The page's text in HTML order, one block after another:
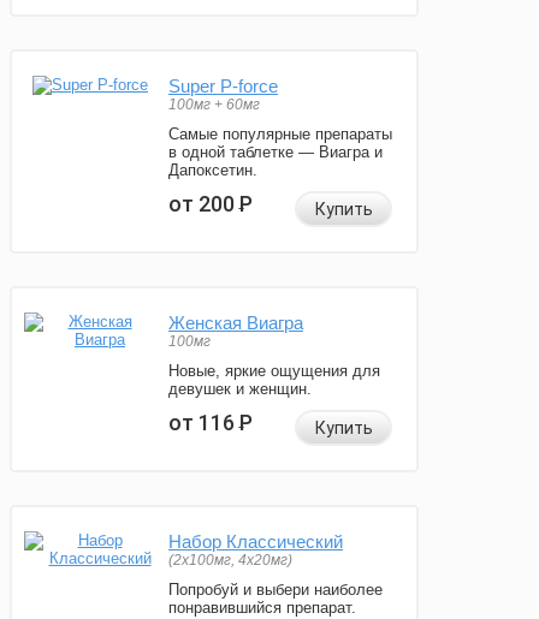
Super P-force
100мг + 60мг
Самые популярные препараты
в одной таблетке — Виагра и
Дапоксетин.
от 200Р Купить
Женская Виагра
100мг
Новые, яркие ощущения для
девушек и женщин.
от 116Р Купить
Набор Классический
(2x100мг, 4x20мг)
Попробуй и выбери наиболее
понравившийся препарат.